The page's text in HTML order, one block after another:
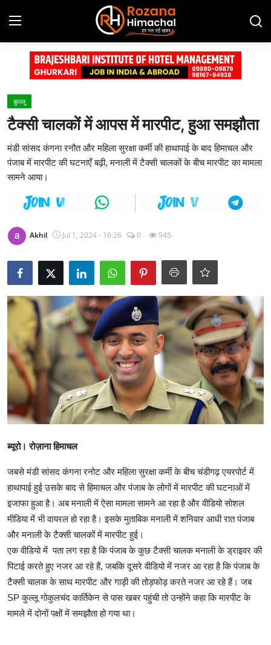
Login Register
Home
Contact
Advertisement Gallery
टेक्नोलॉजी
Business
खेल
राजनीति
नौकरियां
हिमाचली व्यंजन
कुल्‍लू
टैक्सी चालकों में आपस में मारपीट, हुआ समझौता
मंडी सांसद कंगना रनौत और महिला सुरक्षा कर्मी की हाथापाई के बाद हिमाचल और
पंजाब में मारपीट की घटनाएँ बढ़ी, मनाली में टैक्सी चालकों के बीच मारपीट का मामला
सामने आया।
Akhil Jul 1, 2024 - 16:26 0 945
ब्यूरो। रोज़ाना हिमाचल
जबसे मंडी सांसद कंगना रनोट और महिला सुरक्षा कर्मी के बीच चंडीगढ़ एयरपोर्ट में
हाथापाई हुई उसके बाद से हिमाचल और पंजाब के लोगों में मारपीट की घटनाओं में
इजाफा हुआ है। अब मनाली में ऐसा मामला सामने आ रहा है और वीडियो सोशल
मीडिया में भी वायरल हो रहा है। इसके मुताबिक मनाली में शनिवार आधी रात पंजाब
और मनाली के टैक्सी चालकों में मारपीट हुई।
एक वीडियो में पता लग रहा है कि पंजाब के कुछ टैक्सी चालक मनाली के ड्राइवर की
पिटाई करते हुए नजर आ रहे हैं, जबकि दूसरे वीडियो में नजर आ रहा है कि पंजाब के
टैक्सी चालक के साथ मारपीट और गाड़ी की तोड़फोड़ करते नजर आ रहे हैं। जब
SP कुल्लू गोकुलचंद कार्तिकेन से पास खबर पहुंची तो उन्होंने कहा कि मारपीट के
मामले में दोनों पक्षों में समझौता हो गया था।